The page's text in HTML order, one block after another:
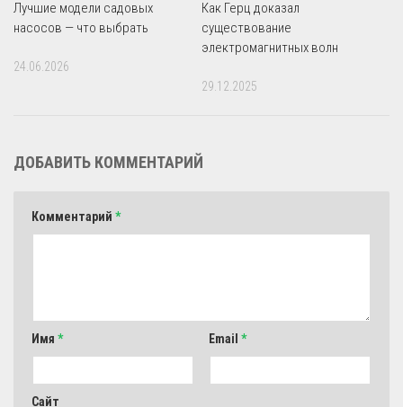
Лучшие модели садовых
насосов — что выбрать
24.06.2026
Как Герц доказал
существование
электромагнитных волн
29.12.2025
ДОБАВИТЬ КОММЕНТАРИЙ
Комментарий *
Имя * Email *
Сайт